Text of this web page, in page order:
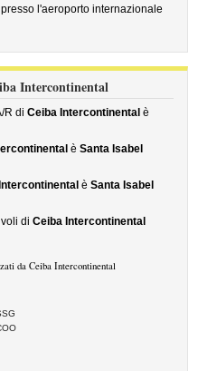
l'aeroporto internazionale
Intercontinental
R diCeiba Intercontinental è
èSanta Isabel
èSanta Isabel
voli diCeiba Intercontinental
da Ceiba Intercontinental